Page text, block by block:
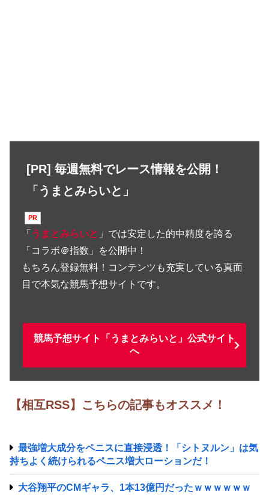
[PR] 毎週無料でレース情報を公開！
「うまとみらいと」
「 うまとみらいと 」では安定した的中精度を誇る
「コラボ＠指数」を公開中！
もちろん登録無料！コンテンツも充実している真面
目で本気な競馬予想サイトです。
競馬予想サイト「うまとみらいと」公式サイト
へ
【相互RSS】こちらの記事もオススメ！
最強増大成分をペニスに直接浸透！「シトヌルン」は気
持ちよく続けられるペニス増大ローションだ！
大谷翔平のCMギャラ、1本13億円だったｗｗｗｗｗｗ